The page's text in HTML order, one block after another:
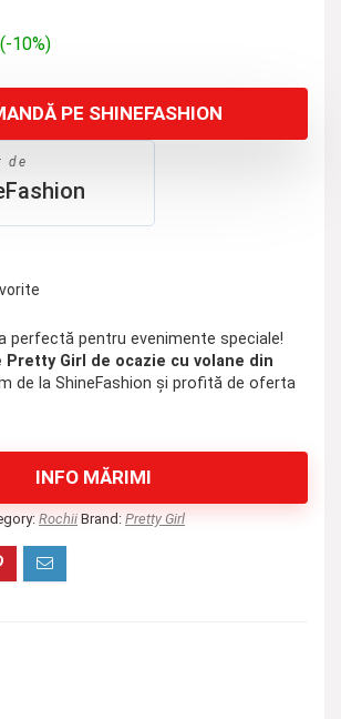
Prețul
lei.
(-10%)
PE SHINEFASHION
de
perfectă pentru evenimente speciale!
Pretty Girl de ocazie cu volane din
de la ShineFashion și profită de oferta
INFO MĂRIMI
Rochii Brand: Pretty Girl